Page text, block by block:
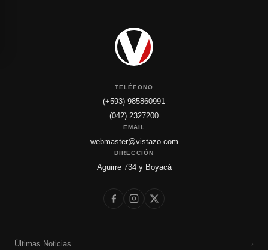
TELÉFONO
(+593) 985860991
(042) 2327200
EMAIL
webmaster@vistazo.com
DIRECCIÓN
Aguirre 734 y Boyacá
Últimas Noticias ›